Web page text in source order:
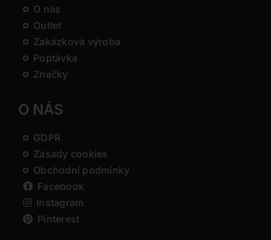
O nás
Outlet
Zakázková výroba
Poptávka
Značky
O NÁS
GDPR
Zásady cookies
Obchodní podmínky
Facebook
Instagram
Pinterest